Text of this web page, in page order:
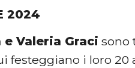
2024
e Valeria Graci sono
festeggiano i loro 20